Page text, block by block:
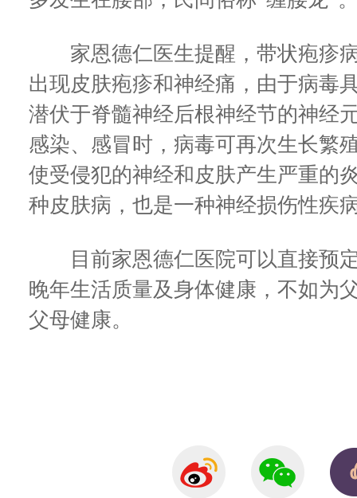
家恩德仁医生提醒，带状疱疹病
出现皮肤疱疹和神经痛，由于病毒
潜伏于脊髓神经后根神经节的神经
感染、感冒时，病毒可再次生长繁
使受侵犯的神经和皮肤产生严重的
种皮肤病，也是一种神经损伤性疾
目前家恩德仁医院可以直接预定
晚年生活质量及身体健康，不如为
父母健康。